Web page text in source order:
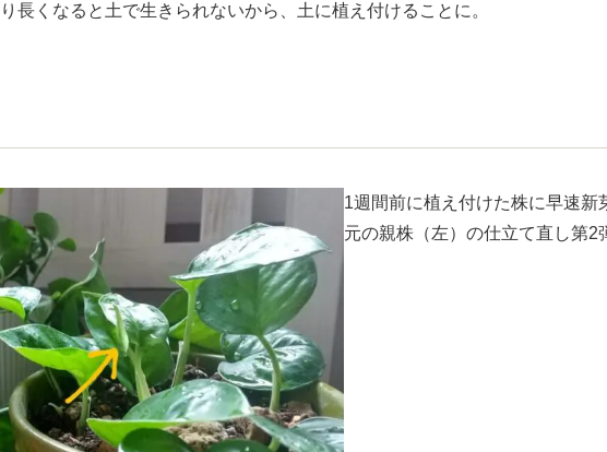
長くなると土で生きられないから、土に植え付けることに。
1週間前に植え付けた株に早速新
元の親株（左）の仕立て直し第2